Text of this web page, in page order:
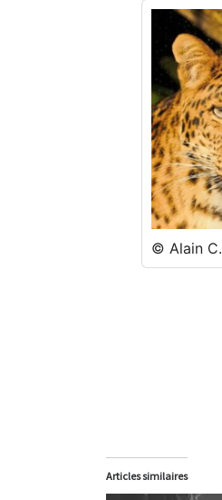
© Alain C.
Articles similaires